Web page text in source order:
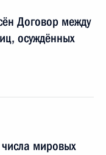
Договор между
осуждённых
мировых